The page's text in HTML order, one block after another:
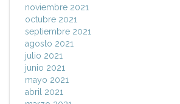
noviembre 2021
octubre 2021
septiembre 2021
agosto 2021
julio 2021
junio 2021
mayo 2021
abril 2021